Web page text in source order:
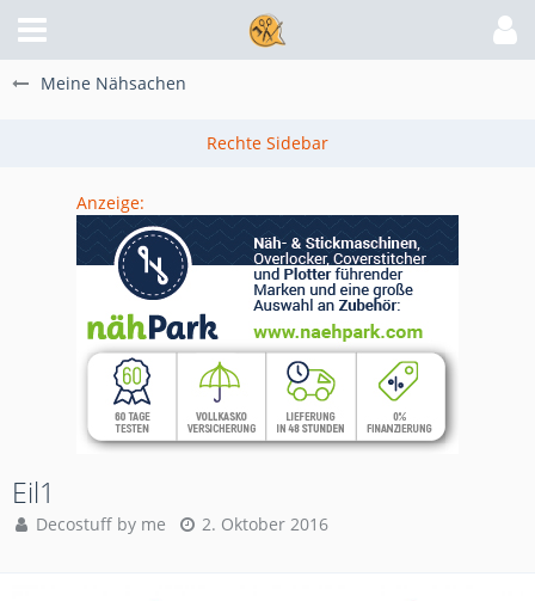
Meine Nähsachen
Anzeige:
Eil1
Decostuff by me 2. Oktober 2016